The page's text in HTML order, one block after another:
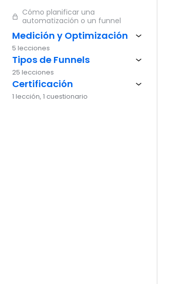
Cómo planificar una
automatización o un funnel
Medición y Optimización
5 lecciones
Tipos de Funnels
25 lecciones
Certificación
1 lección, 1 cuestionario